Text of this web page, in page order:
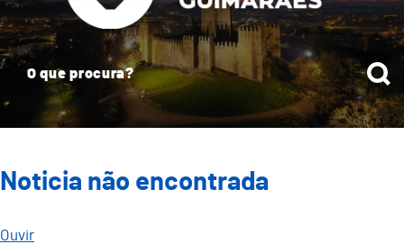
Noticia não encontrada
Ouvir